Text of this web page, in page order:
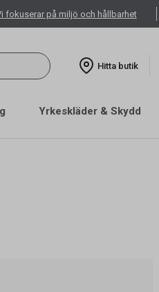
fokuserar på miljö och hållbarhet
Hitta butik
Yrkeskläder & Skydd